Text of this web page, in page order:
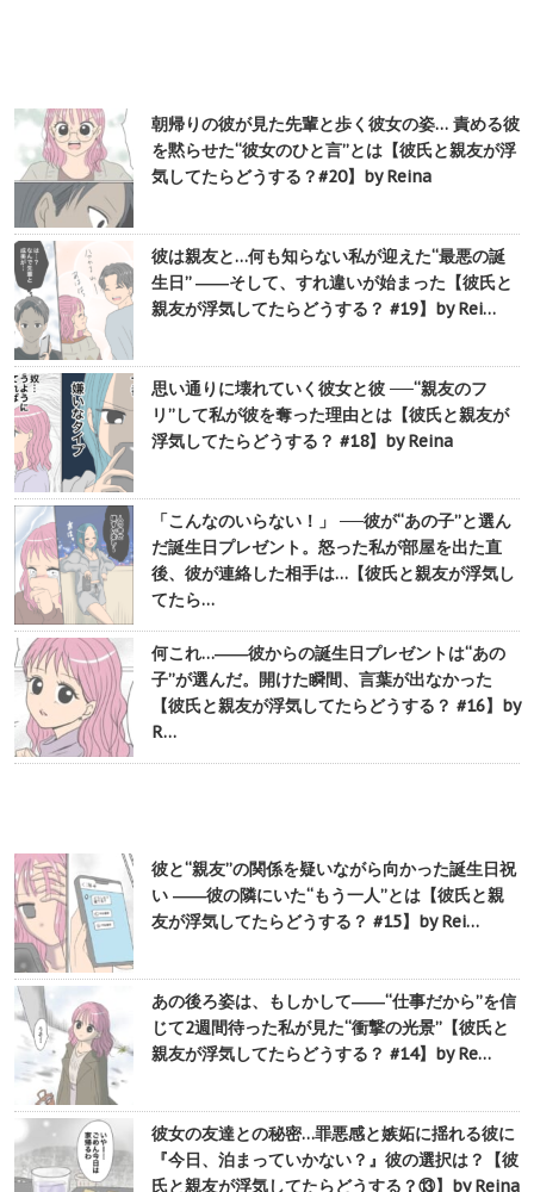
朝帰りの彼が見た先輩と歩く彼女の姿… 責める彼
を黙らせた“彼女のひと言”とは【彼氏と親友が浮
気してたらどうする？#20】by Reina
彼は親友と…何も知らない私が迎えた“最悪の誕
生日” ――そして、すれ違いが始まった【彼氏と
親友が浮気してたらどうする？ #19】by Rei…
思い通りに壊れていく彼女と彼 ──“親友のフ
リ”して私が彼を奪った理由とは【彼氏と親友が
浮気してたらどうする？ #18】by Reina
「こんなのいらない！」 ──彼が“あの子”と選ん
だ誕生日プレゼント。怒った私が部屋を出た直
後、彼が連絡した相手は…【彼氏と親友が浮気し
てたら…
何これ…――彼からの誕生日プレゼントは“あの
子”が選んだ。開けた瞬間、言葉が出なかった
【彼氏と親友が浮気してたらどうする？ #16】by
R…
彼と“親友”の関係を疑いながら向かった誕生日祝
い ――彼の隣にいた“もう一人”とは【彼氏と親
友が浮気してたらどうする？ #15】by Rei…
あの後ろ姿は、もしかして――“仕事だから”を信
じて2週間待った私が見た“衝撃の光景”【彼氏と
親友が浮気してたらどうする？ #14】by Re…
彼女の友達との秘密…罪悪感と嫉妬に揺れる彼に
『今日、泊まっていかない？』彼の選択は？【彼
氏と親友が浮気してたらどうする？⑬】by Reina